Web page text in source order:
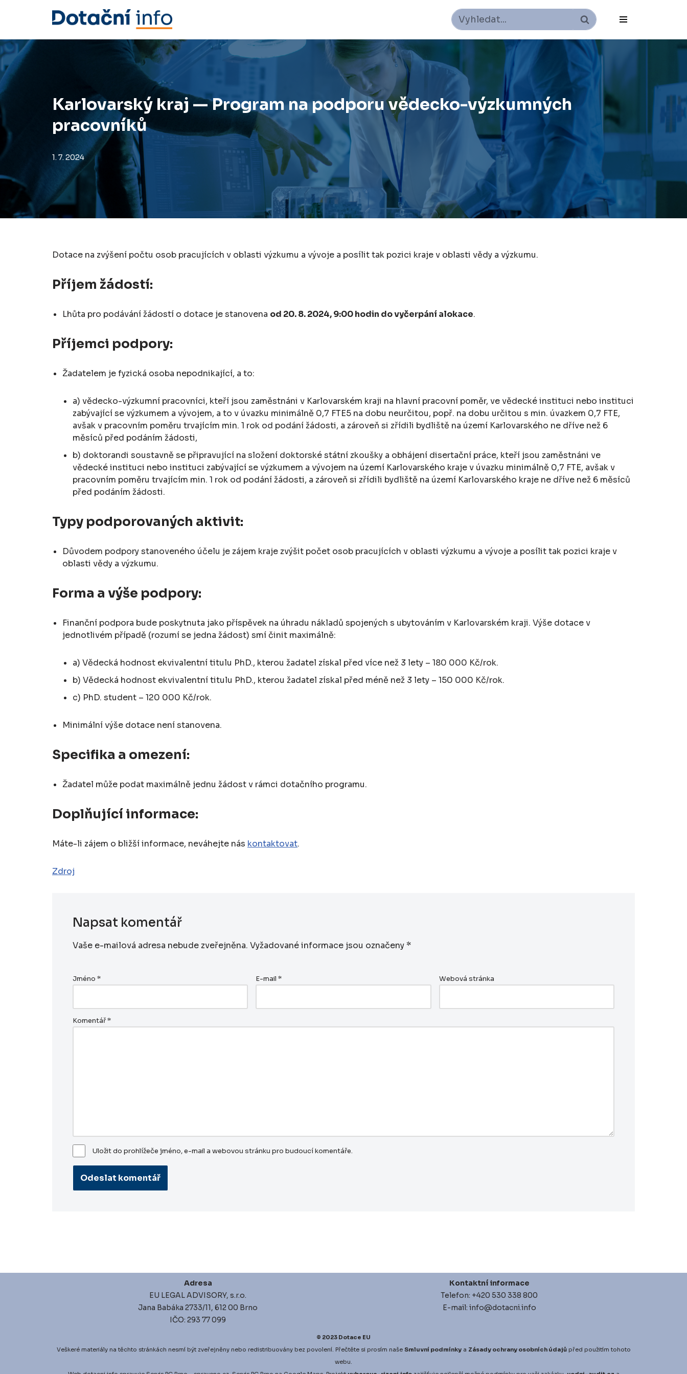
na
obsah
Karlovarský kraj — Program na podporu vědecko-výzkumných
pracovníků
1. 7. 2024
Dotace na zvýšení počtu osob pracujících v oblasti výzkumu a vývoje a posílit tak pozici kraje v oblasti vědy a výzkumu.
Příjem žádostí:
Lhůta pro podávání žádostí o dotace je stanovena od 20. 8. 2024, 9:00 hodin do vyčerpání alokace.
Příjemci podpory:
Žadatelem je fyzická osoba nepodnikající, a to:
a) vědecko-výzkumní pracovníci, kteří jsou zaměstnáni v Karlovarském kraji na hlavní pracovní poměr, ve vědecké instituci nebo instituci
zabývající se výzkumem a vývojem, a to v úvazku minimálně 0,7 FTE5 na dobu neurčitou, popř. na dobu určitou s min. úvazkem 0,7 FTE,
avšak v pracovním poměru trvajícím min. 1 rok od podání žádosti, a zároveň si zřídili bydliště na území Karlovarského ne dříve než 6
měsíců před podáním žádosti,
b) doktorandi soustavně se připravující na složení doktorské státní zkoušky a obhájení disertační práce, kteří jsou zaměstnáni ve
vědecké instituci nebo instituci zabývající se výzkumem a vývojem na území Karlovarského kraje v úvazku minimálně 0,7 FTE, avšak v
pracovním poměru trvajícím min. 1 rok od podání žádosti, a zároveň si zřídili bydliště na území Karlovarského kraje ne dříve než 6 měsíců
před podáním žádosti.
Typy podporovaných aktivit:
Důvodem podpory stanoveného účelu je zájem kraje zvýšit počet osob pracujících v oblasti výzkumu a vývoje a posílit tak pozici kraje v
oblasti vědy a výzkumu.
Forma a výše podpory:
Finanční podpora bude poskytnuta jako příspěvek na úhradu nákladů spojených s ubytováním v Karlovarském kraji. Výše dotace v
jednotlivém případě (rozumí se jedna žádost) smí činit maximálně:
a) Vědecká hodnost ekvivalentní titulu PhD., kterou žadatel získal před více než 3 lety – 180 000 Kč/rok.
b) Vědecká hodnost ekvivalentní titulu PhD., kterou žadatel získal před méně než 3 lety – 150 000 Kč/rok.
c) PhD. student – 120 000 Kč/rok.
Minimální výše dotace není stanovena.
Specifika a omezení:
Žadatel může podat maximálně jednu žádost v rámci dotačního programu.
Doplňující informace:
Máte-li zájem o bližší informace, neváhejte nás kontaktovat.
Zdroj
Napsat komentář
Vaše e-mailová adresa nebude zveřejněna. Vyžadované informace jsou označeny*
Jméno * E-mail* Webová stránka
Komentář*
Uložit do prohlížeče jméno, e-mail a webovou stránku pro budoucí komentáře.
Adresa
EU LEGAL ADVISORY, s.r.o.
Jana Babáka 2733/11, 612 00 Brno
IČO: 293 77 099
Kontaktní informace
Telefon: +420 530 338 800
E-mail: info@dotacni.info
© 2023 Dotace EU
Veškeré materiály na těchto stránkách nesmí být zveřejněny nebo redistribuovány bez povolení. Přečtěte si prosím naše Smluvní podmínkya Zásady ochrany osobních údajůpřed použitím tohoto
webu.